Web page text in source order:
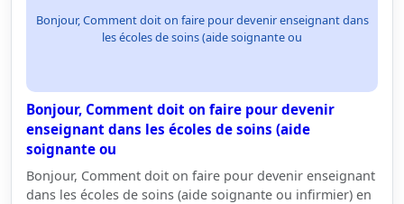
Bonjour, Comment doit on faire pour devenir enseignant dans
les écoles de soins (aide soignante ou
Bonjour, Comment doit on faire pour devenir
enseignant dans les écoles de soins (aide
soignante ou
Bonjour, Comment doit on faire pour devenir enseignant
dans les écoles de soins (aide soignante ou infirmier) en